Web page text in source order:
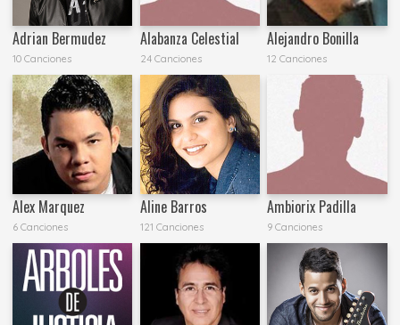
Adrian Bermudez
10 Canciones
Alabanza Celestial
24 Canciones
Alejandro Bonilla
12 Canciones
Alex Marquez
6 Canciones
Aline Barros
121 Canciones
Ambiorix Padilla
9 Canciones